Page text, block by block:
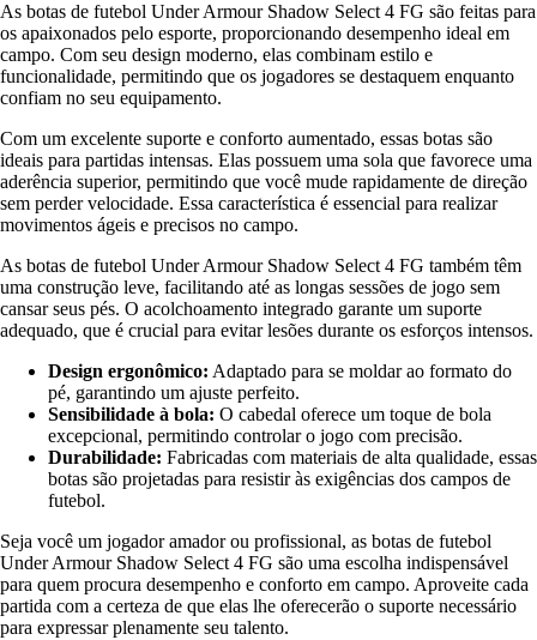
As botas de futebol Under Armour Shadow Select 4 FG são feitas para
os apaixonados pelo esporte, proporcionando desempenho ideal em
campo. Com seu design moderno, elas combinam estilo e
funcionalidade, permitindo que os jogadores se destaquem enquanto
confiam no seu equipamento.
Com um excelente suporte e conforto aumentado, essas botas são
ideais para partidas intensas. Elas possuem uma sola que favorece uma
aderência superior, permitindo que você mude rapidamente de direção
sem perder velocidade. Essa característica é essencial para realizar
movimentos ágeis e precisos no campo.
As botas de futebol Under Armour Shadow Select 4 FG também têm
uma construção leve, facilitando até as longas sessões de jogo sem
cansar seus pés. O acolchoamento integrado garante um suporte
adequado, que é crucial para evitar lesões durante os esforços intensos.
Design ergonômico: Adaptado para se moldar ao formato do
pé, garantindo um ajuste perfeito.
Sensibilidade à bola: O cabedal oferece um toque de bola
excepcional, permitindo controlar o jogo com precisão.
Durabilidade: Fabricadas com materiais de alta qualidade, essas
botas são projetadas para resistir às exigências dos campos de
futebol.
Seja você um jogador amador ou profissional, as botas de futebol
Under Armour Shadow Select 4 FG são uma escolha indispensável
para quem procura desempenho e conforto em campo. Aproveite cada
partida com a certeza de que elas lhe oferecerão o suporte necessário
para expressar plenamente seu talento.